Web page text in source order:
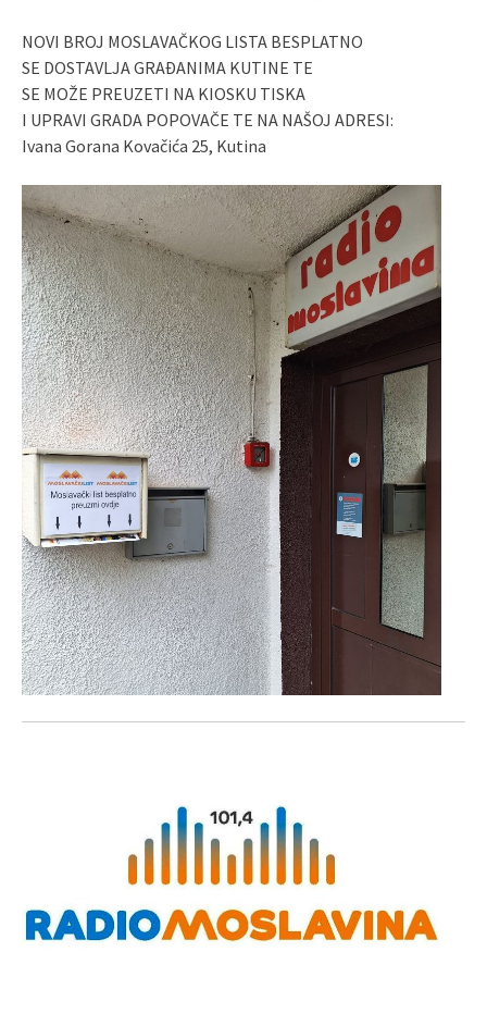
NOVI BROJ MOSLAVAČKOG LISTA BESPLATNO
SE DOSTAVLJA GRAĐANIMA KUTINE TE
SE MOŽE PREUZETI NA KIOSKU TISKA
I UPRAVI GRADA POPOVAČE TE NA NAŠOJ ADRESI:
Ivana Gorana Kovačića 25, Kutina